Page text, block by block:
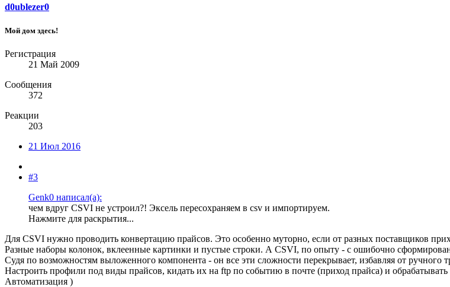
d0ublezer0
Мой дом здесь!
Регистрация
21 Май 2009
Сообщения
372
Реакции
203
21 Июл 2016
#3
Genk0 написал(а):
чем вдруг CSVI не устроил?! Эксель пересохраняем в csv и импортируем.
Нажмите для раскрытия...
Для CSVI нужно проводить конвертацию прайсов. Это особенно муторно, если от разных поставщиков
Разные наборы колонок, вклеенные картинки и пустые строки. А CSVI, по опыту - с ошибочно
Судя по возможностям выложенного компонента - он все эти сложности перекрывает, избавляя от ручного
Настроить профили под виды прайсов, кидать их на ftp по событию в почте (приход прайса) и обрабатывать
Автоматизация )